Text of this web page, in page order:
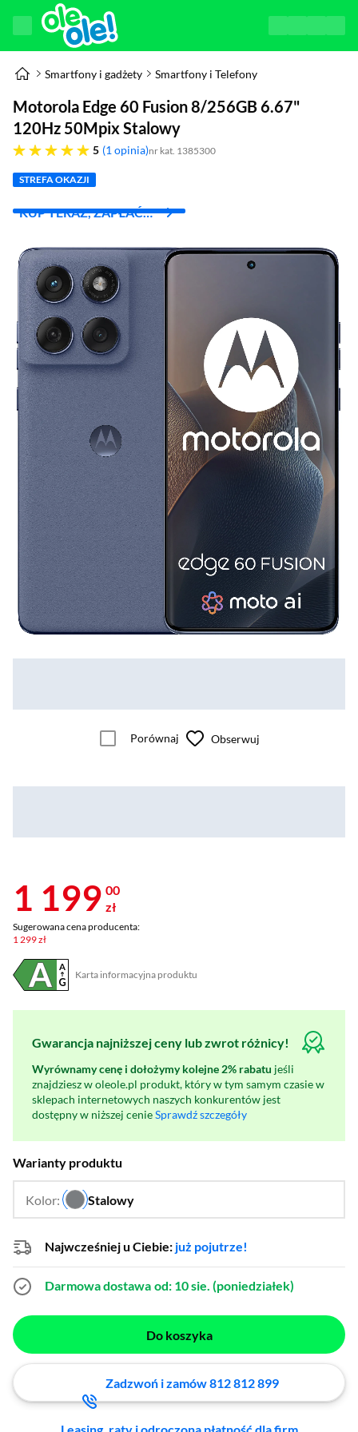
Smartfony i gadżety Smartfony i Telefony
Motorola Edge 60 Fusion 8/256GB 6.67"
120Hz 50Mpix Stalowy
5
pięć gwiazdek 1 opinia nr kat. 1385300
STREFA OKAZJI
KUP TERAZ, ZAPŁAĆ
Porównaj Obserwuj
1 199 00
zł
Sugerowana cena producenta:
1 299 zł
Karta informacyjna produktu
Plik w formacie pdf
(otworzy się w nowym oknie)
Gwarancja najniższej ceny lub zwrot różnicy!
Wyrównamy cenę i dołożymy kolejne 2% rabatu jeśli
znajdziesz w oleole.pl produkt, który w tym samym czasie w
sklepach internetowych naszych konkurentów jest
dostępny w niższej cenieSprawdź szczegóły
Warianty produktu
Kolor: Stalowy
…
Najwcześniej u Ciebie: już pojutrze!
Darmowa dostawa od: 10 sie. (poniedziałek)
Do koszyka
Zadzwoń i zamów 812 812 899